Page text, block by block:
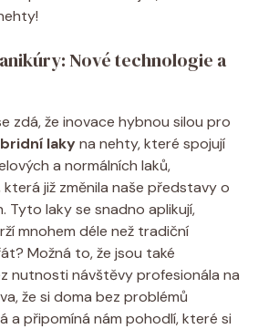
Nové technologie a
zdá, že inovace hybnou silou pro
lakyna nehty, které spojují
a normálních laků,
již změnila naše představy o
Tyto laky se snadno aplikují,
mnohem déle než tradiční
Možná to, že jsou také
nutnosti návštěvy profesionála na
že si doma bez problémů
a připomíná nám pohodlí, které si